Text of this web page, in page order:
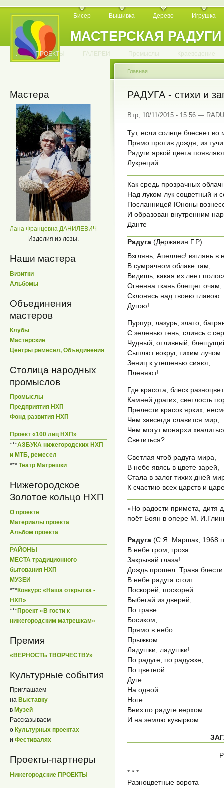
МАСТЕРСКАЯ РАДУГИ
Бисер Вышивка Дерево Игрушка
. . . . . . . . . . .
. ПРОЕКТЫ ГАЛЕРЕИ Промыслы Краеведение
Мастера
Лана Францевна ДАНИЛЕВИЧ
Изделия из лозы.
Наши мастера
Визитки
Альбомы
Объединения
мастеров
Клубы
Мастерские
Центры ремесел, Объединения
Столица народных
промыслов
Промыслы
Предприятия НХП
Фонд развития НХП
Проект «100 лиц НХП»
***АЗБУКА нижегородских НХП
и МТБ, ремесел
*** Театр Матрешки
Нижегородское
Золотое кольцо НХП
О проекте
Материалы проекта
Альбом проекта
РАЙОНЫ
МЕСТА традиционного
бытования НХП
МУЗЕИ
***Конкурс «Наша открытка -
НХП»
***Проект «В гости к
нижегородским матрешкам»
Премия
«ВЕРНОСТЬ ТВОРЧЕСТВУ»
Культурные события
Приглашаем
на Выставку
в Музей
Рассказываем
о Культурных проектах
и Фестивалях
Проекты-партнеры
Нижегородские ПРОЕКТЫ
Главная
РАДУГА - стихи и
Втр, 10/11/2015 - 15:56 —
Тут, если солнце блеснет
Прямо против дождя, из
Радуги яркой цвета
Лукреций
Как средь прозрачных
Над луком лук соцветный и
Посланницей Юноны
И образован внутренним
Данте
Радуга (Державин Г.Р)
Взглянь, Апеллес! взглянь в
В сумрачном облаке там,
Видишь, какая из лент
Огненна ткань блещет очам,
Склонясь над твоею главою
Дугою!
Пурпур, лазурь, злато,
С зеленью тень, слиясь с
Чудный, отливный,
Сыплют вокруг, тихим лучом
Зениц к утешенью сияют,
Пленяют!
Где красота, блеск
Камней драгих, светлость
Прелести красок ярких,
Чем завсегда славится мир,
Чем могут монархи
Светиться?
Светлая чтоб радуга мира,
В небе явясь в цвете зарей,
Стала в залог тихих дней
К счастию всех царств и
«Но радости примета, дитя
поёт Боян в опере М.
Радуга (С.Я. Маршак, 1968
В небе гром, гроза.
Закрывай глаза!
Дождь прошел. Трава
В небе радуга стоит.
Поскорей, поскорей
Выбегай из дверей,
По траве
Босиком,
Прямо в небо
Прыжком.
Ладушки, ладушки!
По радуге, по радужке,
По цветной
Дуге
На одной
Ноге.
Вниз по радуге верхом
И на землю кувырком
* * *
Разноцветные ворота